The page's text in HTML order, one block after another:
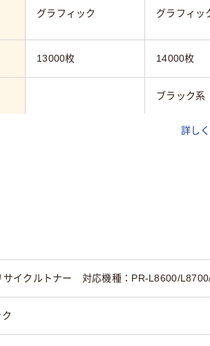
グラフィック グラフィッ
13000枚 14000枚
ブラック系
リサイクル
詳し
イクルトナー 対応機種：PR-L8600/